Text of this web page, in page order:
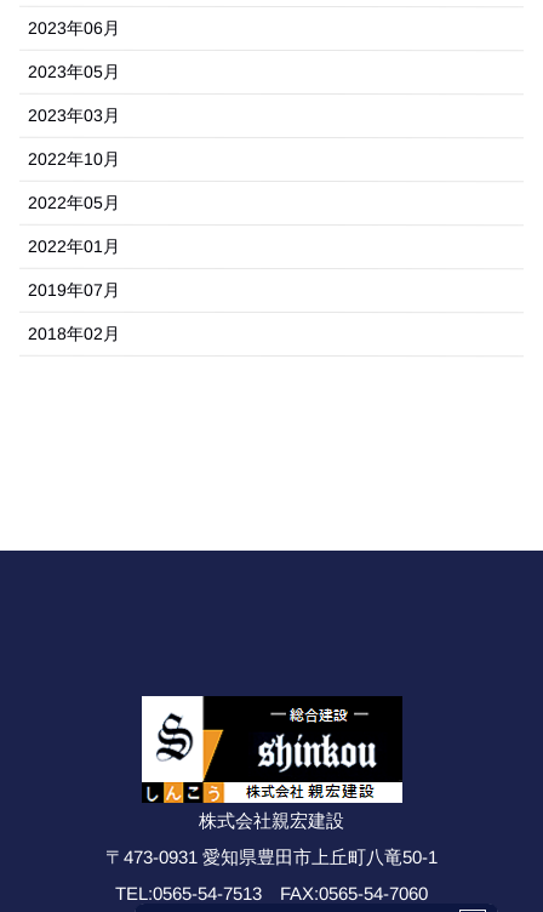
2023年06月
2023年05月
2023年03月
2022年10月
2022年05月
2022年01月
2019年07月
2018年02月
株式会社親宏建設
〒473-0931 愛知県豊田市上丘町八竜50-1
TEL:0565-54-7513 FAX:0565-54-7060